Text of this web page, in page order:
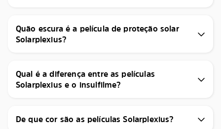
Quão escura é a película de proteção solar
Solarplexius?
Qual é a diferença entre as películas
Solarplexius e o insulfilme?
De que cor são as películas Solarplexius?